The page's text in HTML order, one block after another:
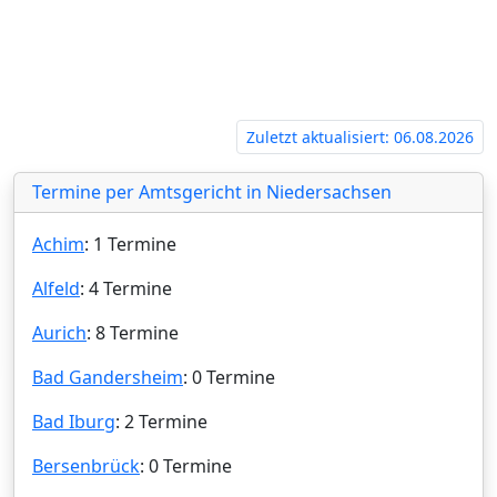
Zuletzt aktualisiert: 06.08.2026
Termine per Amtsgericht in Niedersachsen
Achim: 1 Termine
Alfeld: 4 Termine
Aurich: 8 Termine
Bad Gandersheim: 0 Termine
Bad Iburg: 2 Termine
Bersenbrück: 0 Termine